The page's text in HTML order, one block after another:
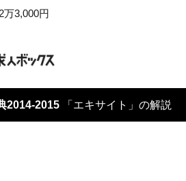
万3,000円
2014-2015 「エキサイト」の解説